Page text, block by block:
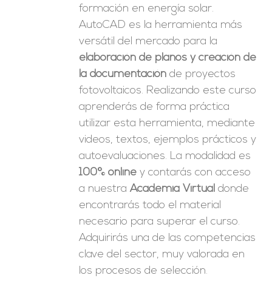
formación en energía solar.
AutoCAD es la herramienta más
versátil del mercado para la
elaboración de planos y creación de
la documentación de proyectos
fotovoltaicos. Realizando este curso
aprenderás de forma práctica
utilizar esta herramienta, mediante
videos, textos, ejemplos prácticos y
autoevaluaciones. La modalidad es
100% online y contarás con acceso
a nuestraAcademia Virtual donde
encontrarás todo el material
necesario para superar el curso.
Adquirirás una de las competencias
clave del sector, muy valorada en
los procesos de selección.